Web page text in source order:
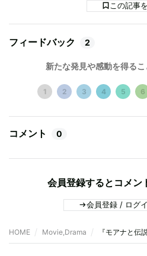
この記事
フィードバック 2
新たな発見や感動を得る
1 2 3 4 5 6
コメント 0
会員登録するとコメン
会員登録 / ログ
HOME Movie,Drama 『モアナと伝